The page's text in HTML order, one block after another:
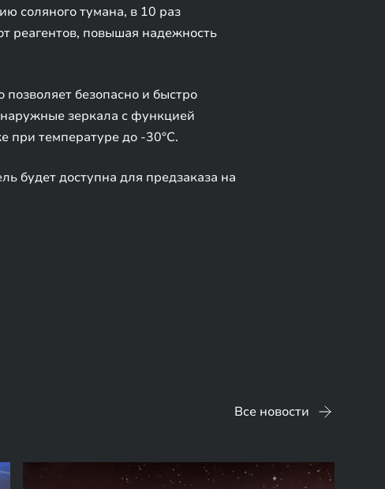
соляного тумана, в 10 раз
реагентов, повышая надежность
безопасно и быстро
зеркала с функцией
при температуре до -30°C.
будет доступна для предзаказа на
Все новости